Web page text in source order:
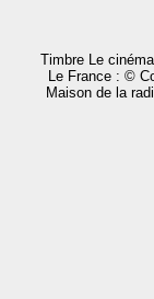
Timbre Le
Le France : ©
Maison de la